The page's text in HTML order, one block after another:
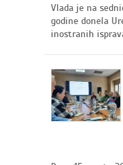
Vlada je na
godine donela
inostranih